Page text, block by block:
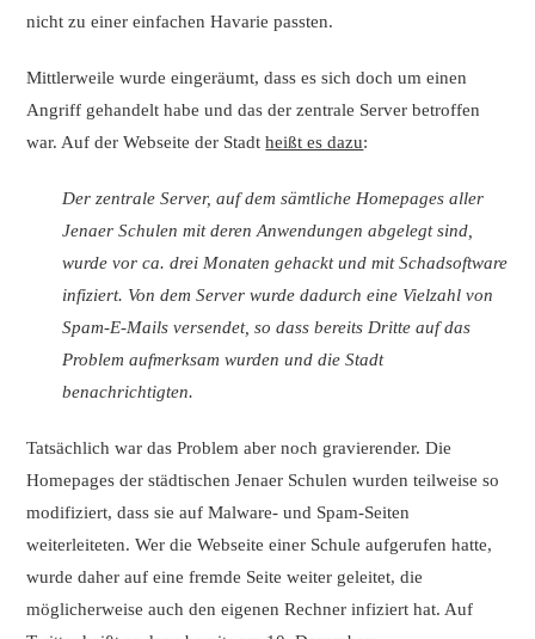
nicht zu einer einfachen Havarie passten.
Mittlerweile wurde eingeräumt, dass es sich doch um einen
Angriff gehandelt habe und das der zentrale Server betroffen
war. Auf der Webseite der Stadtheißt es dazu:
Der zentrale Server, auf dem sämtliche Homepages aller
Jenaer Schulen mit deren Anwendungen abgelegt sind,
wurde vor ca. drei Monaten gehackt und mit Schadsoftware
infiziert. Von dem Server wurde dadurch eine Vielzahl von
Spam-E-Mails versendet, so dass bereits Dritte auf das
Problem aufmerksam wurden und die Stadt
benachrichtigten.
Tatsächlich war das Problem aber noch gravierender. Die
Homepages der städtischen Jenaer Schulen wurden teilweise so
modifiziert, dass sie auf Malware- und Spam-Seiten
weiterleiteten. Wer die Webseite einer Schule aufgerufen hatte,
wurde daher auf eine fremde Seite weiter geleitet, die
möglicherweise auch den eigenen Rechner infiziert hat. Auf